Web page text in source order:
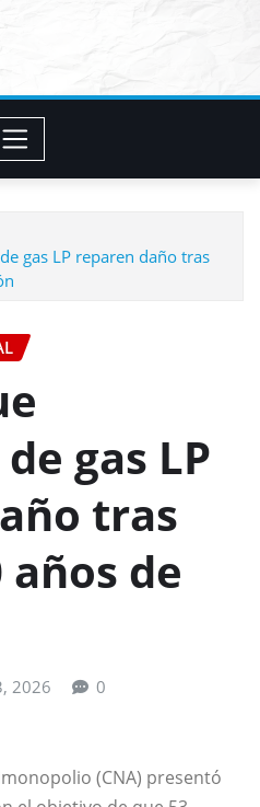
gas LP reparen daño tras
gas LP
tras
años de
2026 0
(CNA) presentó